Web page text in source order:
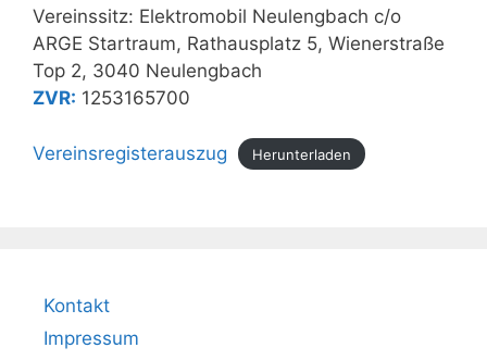
Vereinssitz: Elektromobil Neulengbach c/o
ARGE Startraum, Rathausplatz 5, Wienerstraße
Top 2, 3040 Neulengbach
ZVR: 1253165700
Vereinsregisterauszug Herunterladen
Kontakt
Impressum